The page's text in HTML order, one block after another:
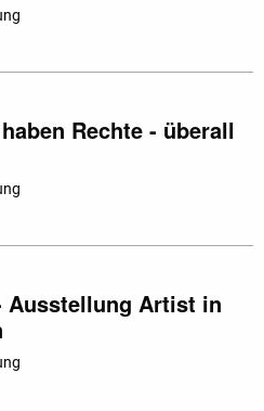
Rechte - überall
Ausstellung Artist in